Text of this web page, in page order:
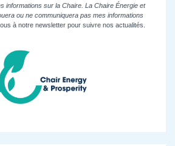
informations sur la Chaire. La Chaire Énergie et
ou ne communiquera pas mes informations
à notre newsletter pour suivre nos actualités.